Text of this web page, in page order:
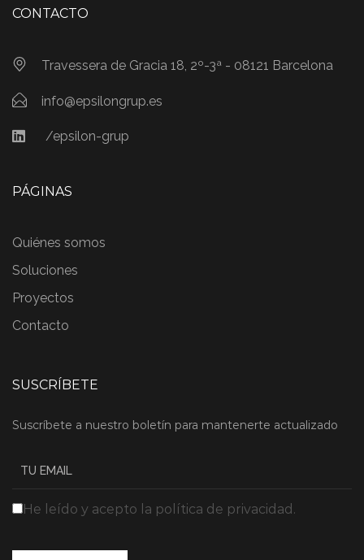
CONTACTO
Travessera de Gracia 18, 2º-3ª - 08121 Barcelona
info@epsilongrup.es
/epsilon-grup
PÁGINAS
Quiénes somos
Soluciones
Proyectos
Contacto
SUSCRÍBETE
Suscríbete a nuestro boletín para mantenerte actualizado
He leído y acepto la política de privacidad.